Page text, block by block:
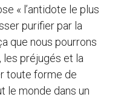
« l’antidote le plus
purifier par la
que nous pourrons
préjugés et la
toute forme de
le monde dans un